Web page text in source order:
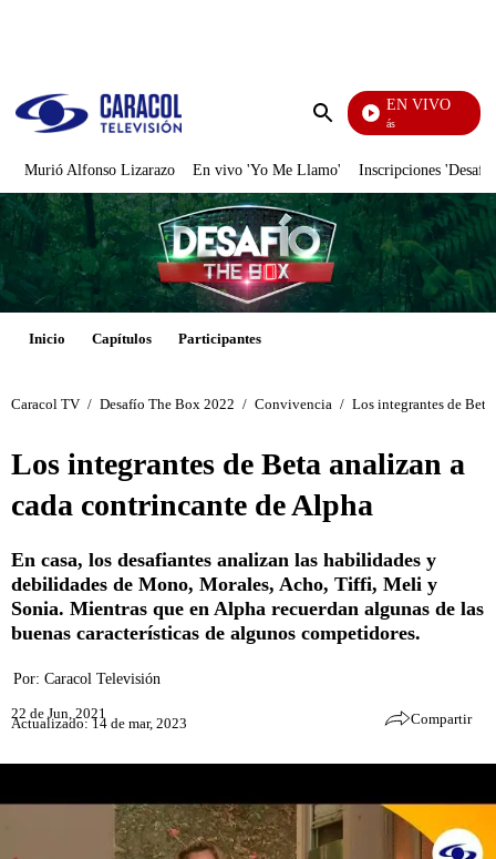
Enviar
EN VIVO
También Caerás
Murió Alfonso Lizarazo En vivo 'Yo Me Llamo' Inscripciones
Inicio Capítulos Participantes
Caracol TV / Desafío The Box 2022 / Convivencia / Los integrantes de
Los integrantes de Beta analizan a
cada contrincante de Alpha
En casa, los desafiantes analizan las habilidades y
debilidades de Mono, Morales, Acho, Tiffi, Meli y
Sonia. Mientras que en Alpha recuerdan algunas de las
buenas características de algunos competidores.
Por: Caracol Televisión
22 de Jun, 2021
Actualizado: 14 de mar, 2023 Compartir